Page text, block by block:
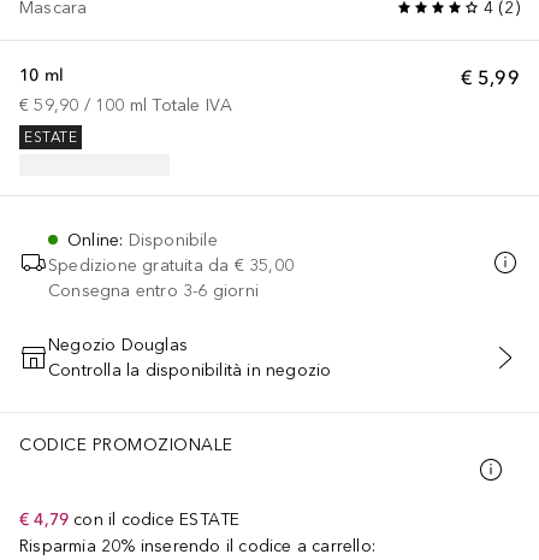
Mascara 4 (2)
€ 5,99
10 ml
€ 59,90 / 100 ml Totale IVA
ESTATE
Online: Disponibile
Spedizione gratuita da € 35,00
Consegna entro 3-6 giorni
AGGIUNGI AL CARRELLO
Negozio Douglas
Controlla la disponibilità in negozio
CODICE PROMOZIONALE
€ 4,79 con il codice ESTATE
Risparmia 20% inserendo il codice a carrello: